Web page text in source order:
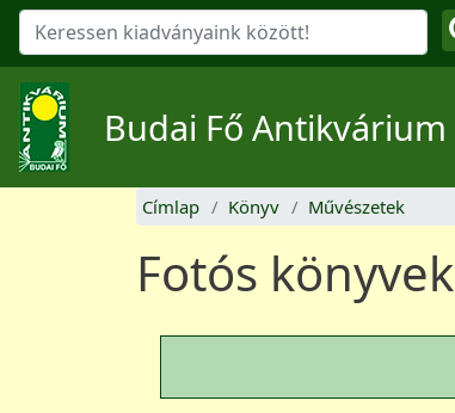
Budai Fő Antikvárium
Címlap Könyv Művészetek
Fotós könyvek